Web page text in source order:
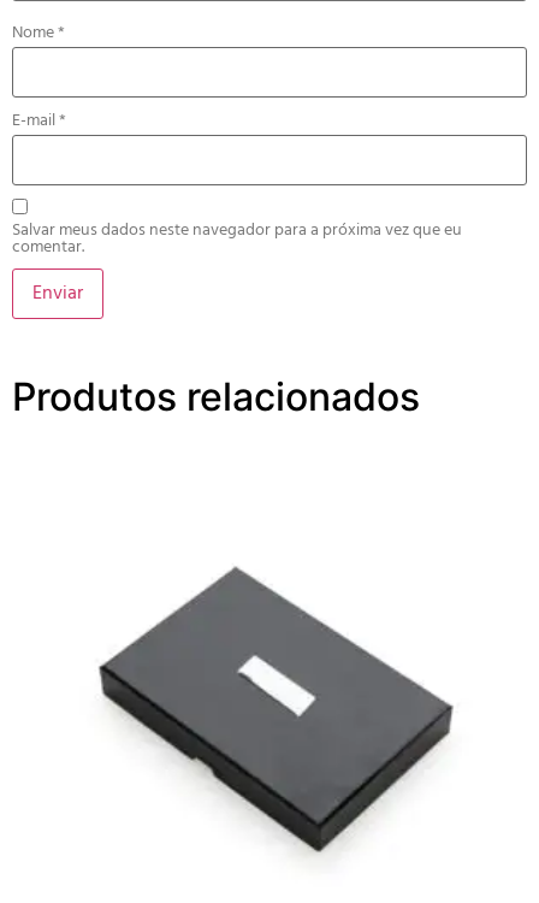
Nome*
E-mail*
Salvar meus dados neste navegador para a próxima vez que eu
comentar.
Produtos relacionados